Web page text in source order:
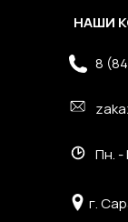
г.
8
НАШИ
Пн. -